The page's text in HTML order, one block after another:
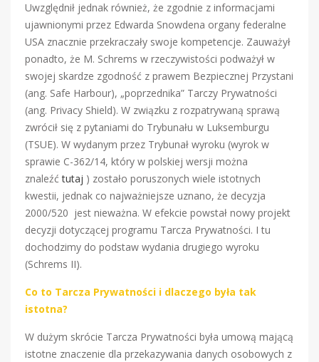
Uwzględnił jednak również, że zgodnie z informacjami
ujawnionymi przez Edwarda Snowdena organy federalne
USA znacznie przekraczały swoje kompetencje. Zauważył
ponadto, że M. Schrems w rzeczywistości podważył w
swojej skardze zgodność z prawem Bezpiecznej Przystani
(ang. Safe Harbour), „poprzednika” Tarczy Prywatności
(ang. Privacy Shield). W związku z rozpatrywaną sprawą
zwrócił się z pytaniami do Trybunału w Luksemburgu
(TSUE). W wydanym przez Trybunał wyroku (wyrok w
sprawie C-362/14, który w polskiej wersji można
znaleźćtutaj ) zostało poruszonych wiele istotnych
kwestii, jednak co najważniejsze uznano, że decyzja
2000/520 jest nieważna. W efekcie powstał nowy projekt
decyzji dotyczącej programu Tarcza Prywatności. I tu
dochodzimy do podstaw wydania drugiego wyroku
(Schrems II).
Co to Tarcza Prywatności i dlaczego była tak
istotna?
W dużym skrócie Tarcza Prywatności była umową mającą
istotne znaczenie dla przekazywania danych osobowych z